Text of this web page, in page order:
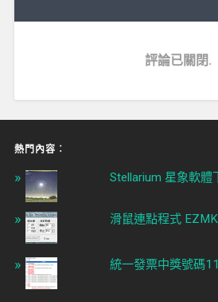
評論已關閉.
熱門內容︰
Stellarium 星象軟體
滑鼠連點程式 EZMK
統一發票中獎號碼